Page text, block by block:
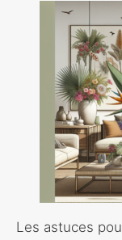
Les astuces